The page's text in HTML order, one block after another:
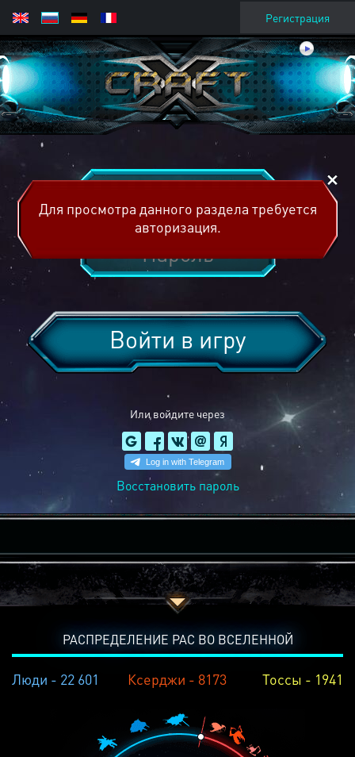
Регистрация
Или войдите через
Войти в игру
Восстановить пароль
Для просмотра данного раздела требуется
авторизация.
РАСПРЕДЕЛЕНИЕ РАС ВО ВСЕЛЕННОЙ
Люди - 22 601 Ксерджи - 8173 Тоссы - 1941